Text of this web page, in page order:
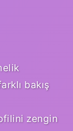
bakış
zengin